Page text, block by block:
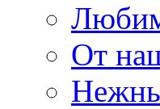
От